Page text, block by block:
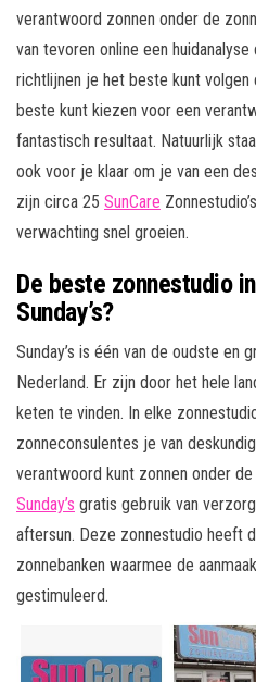
verantwoord zonnen onder de
van tevoren online een
richtlijnen je het beste kunt
beste kunt kiezen voor een
fantastisch resultaat. Natuurlijk
ook voor je klaar om je van een
zijn circa 25 SunCare
verwachting snel groeien.
De beste zonnestudio
Sunday’s?
Sunday’s is één van de oudste en
Nederland. Er zijn door het hele
keten te vinden. In elke
zonneconsulentes je van
verantwoord kunt zonnen onder
Sunday’s gratis gebruik van
aftersun. Deze zonnestudio heeft
zonnebanken waarmee de
gestimuleerd.